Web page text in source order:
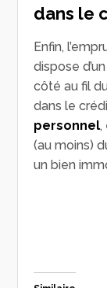
dans le
Enfin,
dispose
côté au fil
dans le
personnel,
(au moins)
un bien